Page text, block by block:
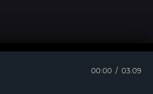
00:00 03:09